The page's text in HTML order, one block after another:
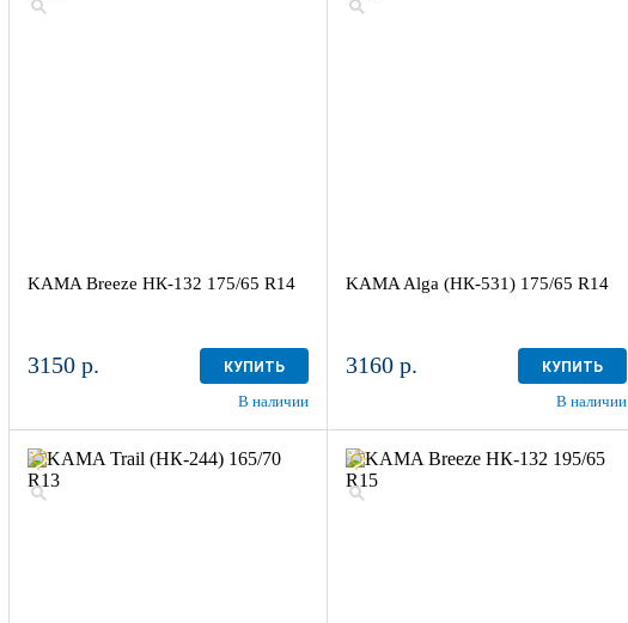
KAMA Breeze НК-132 175/65 R14
3150 р. КУПИТЬ
В наличии
KAMA Alga (НК-531) 175/65 R14
3160 р. КУПИТЬ
В наличии